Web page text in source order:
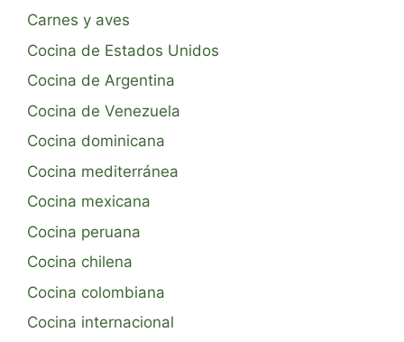
Carnes y aves
Cocina de Estados Unidos
Cocina de Argentina
Cocina de Venezuela
Cocina dominicana
Cocina mediterránea
Cocina mexicana
Cocina peruana
Cocina chilena
Cocina colombiana
Cocina internacional